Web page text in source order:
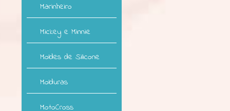
Marinheiro
Mickey e Minnie
Moldes de Silicone
Molduras
MotoCross